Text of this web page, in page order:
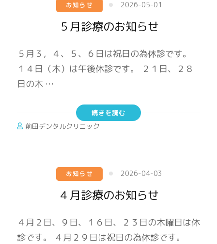
お知らせ 2026-05-01
５月診療のお知らせ
５月３，４、５、６日は祝日の為休診です。
１４日（木）は午後休診です。 ２１日、２８
日の木 …
続きを読む
前田デンタルクリニック
お知らせ 2026-04-03
４月診療のお知らせ
４月２日、９日、１６日、２３日の木曜日は休
診です。 ４月２９日は祝日の為休診です。